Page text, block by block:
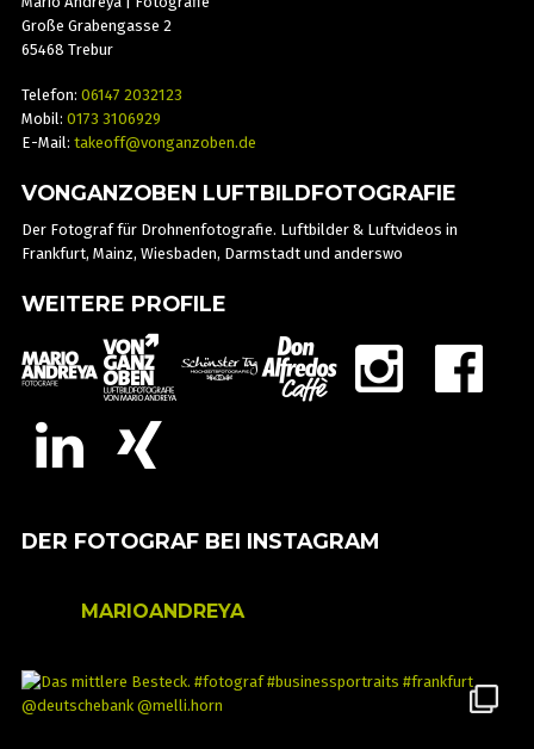
Große Grabengasse 2
65468 Trebur
Telefon: 06147 2032123
Mobil: 0173 3106929
E-Mail: takeoff@vonganzoben.de
VONGANZOBEN LUFTBILDFOTOGRAFIE
Der Fotograf für Drohnenfotografie. Luftbilder & Luftvideos in
Frankfurt, Mainz, Wiesbaden, Darmstadt und anderswo
WEITERE PROFILE
DER FOTOGRAF BEI INSTAGRAM
MARIOANDREYA